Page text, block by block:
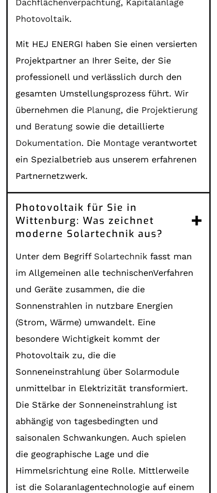
Dachflächenverpachtung, Kapitalanlage
Photovoltaik.
Mit HEJ ENERGI haben Sie einen versierten
Projektpartner an Ihrer Seite, der Sie
professionell und verlässlich durch den
gesamten Umstellungsprozess führt. Wir
übernehmen die Planung, die Projektierung
und Beratung sowie die detaillierte
Dokumentation. Die Montage verantwortet
ein Spezialbetrieb aus unserem erfahrenen
Partnernetzwerk.
Photovoltaik für Sie in
Wittenburg: Was zeichnet
moderne Solartechnik aus?
Unter dem Begriff Solartechnik fasst man
im Allgemeinen alle technischenVerfahren
und Geräte zusammen, die die
Sonnenstrahlen in nutzbare Energien
(Strom, Wärme) umwandelt. Eine
besondere Wichtigkeit kommt der
Photovoltaik zu, die die
Sonneneinstrahlung über Solarmodule
unmittelbar in Elektrizität transformiert.
Die Stärke der Sonneneinstrahlung ist
abhängig von tagesbedingten und
saisonalen Schwankungen. Auch spielen
die geographische Lage und die
Himmelsrichtung eine Rolle. Mittlerweile
ist die Solaranlagentechnologie auf einem